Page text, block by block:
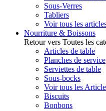
Sous-Verres
Tabliers
Voir tous les
Nourriture & Boissons
Retour vers Toutes les
Articles de table
Planches de service
Serviettes de table
Sous-bocks
Voir tous les
Biscuits
Bonbons